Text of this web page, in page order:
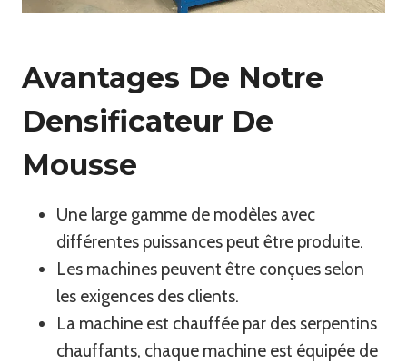
Avantages De Notre
Densificateur De
Mousse
Une large gamme de modèles avec
différentes puissances peut être produite.
Les machines peuvent être conçues selon
les exigences des clients.
La machine est chauffée par des serpentins
chauffants, chaque machine est équipée de